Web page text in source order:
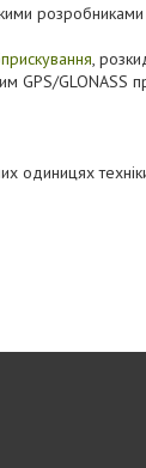
,
GPS/GLONASS
одиницях